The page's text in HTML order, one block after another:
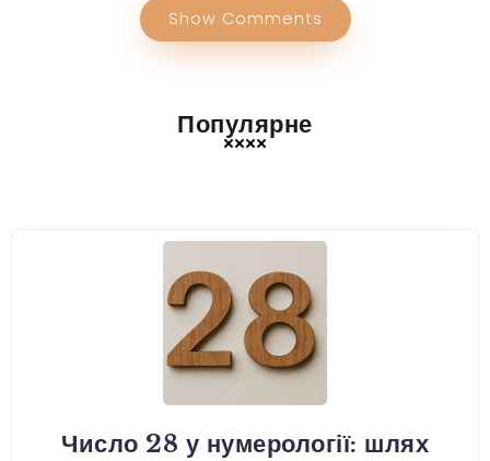
Show Comments
Популярне
Число 28 у нумерології: шлях